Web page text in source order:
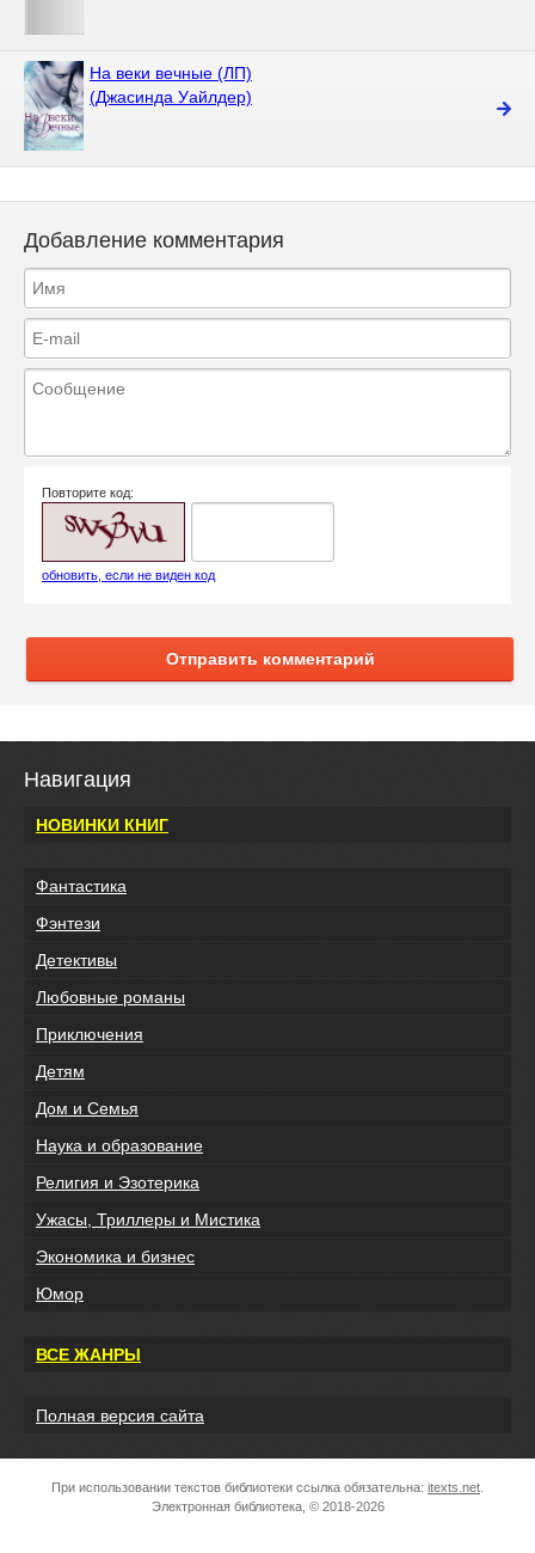
На веки вечные (ЛП)
(Джасинда Уайлдер)
Добавление комментария
Повторите код:
обновить, если не виден код
Отправить комментарий
Навигация
НОВИНКИ КНИГ
Фантастика
Фэнтези
Детективы
Любовные романы
Приключения
Детям
Дом и Семья
Наука и образование
Религия и Эзотерика
Ужасы, Триллеры и Мистика
Экономика и бизнес
Юмор
ВСЕ ЖАНРЫ
Полная версия сайта
При использовании текстов библиотеки ссылка обязательна: itexts.net
Электронная библиотека, © 2018-2026